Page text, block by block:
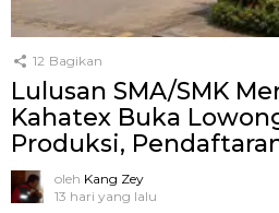
12 Bagikan
Lulusan SMA/SMK
Kahatex Buka
Produksi,
oleh Kang Zey
13 hari yang lalu